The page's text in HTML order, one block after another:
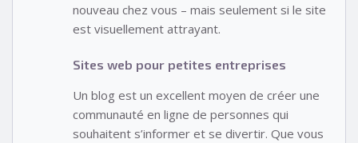
nouveau chez vous – mais seulement si le site
est visuellement attrayant.
Sites web pour petites entreprises
Un blog est un excellent moyen de créer une
communauté en ligne de personnes qui
souhaitent s’informer et se divertir. Que vous